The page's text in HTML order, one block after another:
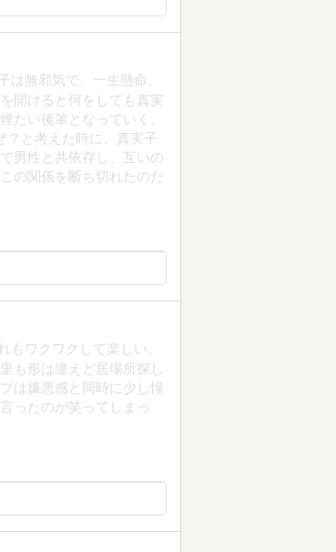
無邪気で、一生懸命。
開けると何をしても真実
たい後輩となっていく。
？と考えた時に、真実子
男性と共依存し、互いの
の関係を断ち切れたのだ
もワクワクして楽しい。
も形は違えど居場所探し
は嫌悪感と同時に少し憧
ったのが笑ってしまっ